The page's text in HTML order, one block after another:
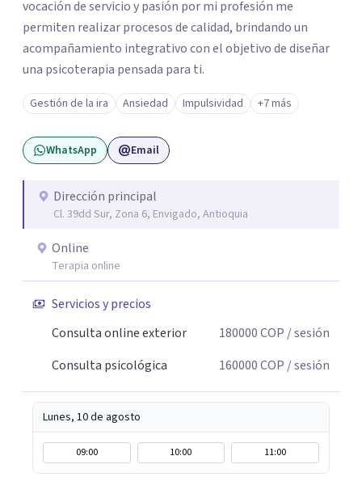
vocación de servicio y pasión por mi profesión me
permiten realizar procesos de calidad, brindando un
acompañamiento integrativo con el objetivo de diseñar
una psicoterapia pensada para ti.
Gestión de la ira Ansiedad Impulsividad +7 más
WhatsApp Email
Dirección principal
Cl. 39dd Sur, Zona 6, Envigado, Antioquia
Online
Terapia online
Servicios y precios
Consulta online exterior
180000COP / sesión
Consulta psicológica
160000COP / sesión
Lunes, 10 de agosto
09:00 10:00 11:00